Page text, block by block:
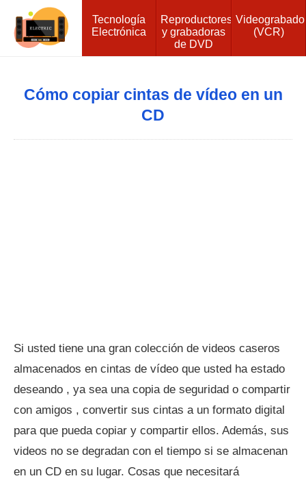
Tecnología
Electrónica
Reproductores
y grabadoras
de DVD
(VCR)
Cómo copiar cintas de vídeo en un
CD
Si usted tiene una gran colección de videos caseros
almacenados en cintas de vídeo que usted ha estado
deseando , ya sea una copia de seguridad o compartir
con amigos , convertir sus cintas a un formato digital
para que pueda copiar y compartir ellos. Además, sus
videos no se degradan con el tiempo si se almacenan
en un CD en su lugar. Cosas que necesitará